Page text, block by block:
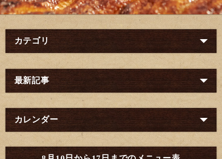
カテゴリ
最新記事
カレンダー